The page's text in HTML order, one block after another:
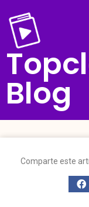
Blog
Comparte este